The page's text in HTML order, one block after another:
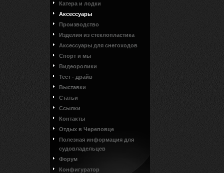
Катера и лодки
Аксессуары
Производство
Изделия из стеклопластика
Аксессуары для снегоходов
Спорт и мы
Видеоролики
Тест - драйв
Выставки
Статьи
Ссылки
Контакты
Отдых в Череповце
Полезная информация для
судовладельцев
Форум
Конфигуратор